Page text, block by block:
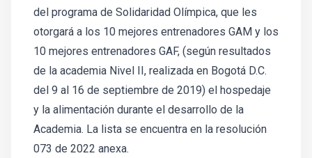
del programa de Solidaridad Olímpica, que les
otorgará a los 10 mejores entrenadores GAM y los
10 mejores entrenadores GAF, (según resultados
de la academia Nivel II, realizada en Bogotá D.C.
del 9 al 16 de septiembre de 2019) el hospedaje
y la alimentación durante el desarrollo de la
Academia. La lista se encuentra en la resolución
073 de 2022 anexa.